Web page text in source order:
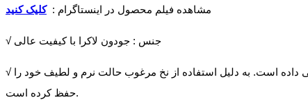
مشاهده فیلم محصول در اینستاگرام : کلیک کنید
√ مشخصات پارچه : جودون گرم بالا با زیردستی متوسط ( نه ضخیم نه نازک ) . تشکیل شده از نخ پنبه و اندکی لاکرا که به پارچه خاصیت کشسانی داده است. به دلیل استفاده از نخ مرغوب حالت نرم و لطیف خود را
حفظ کرده است.